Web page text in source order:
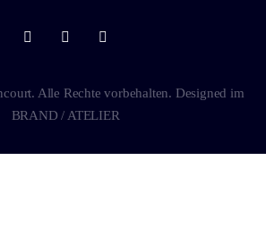
Alle Rechte vorbehalten. Designed im
BRAND / ATELIER